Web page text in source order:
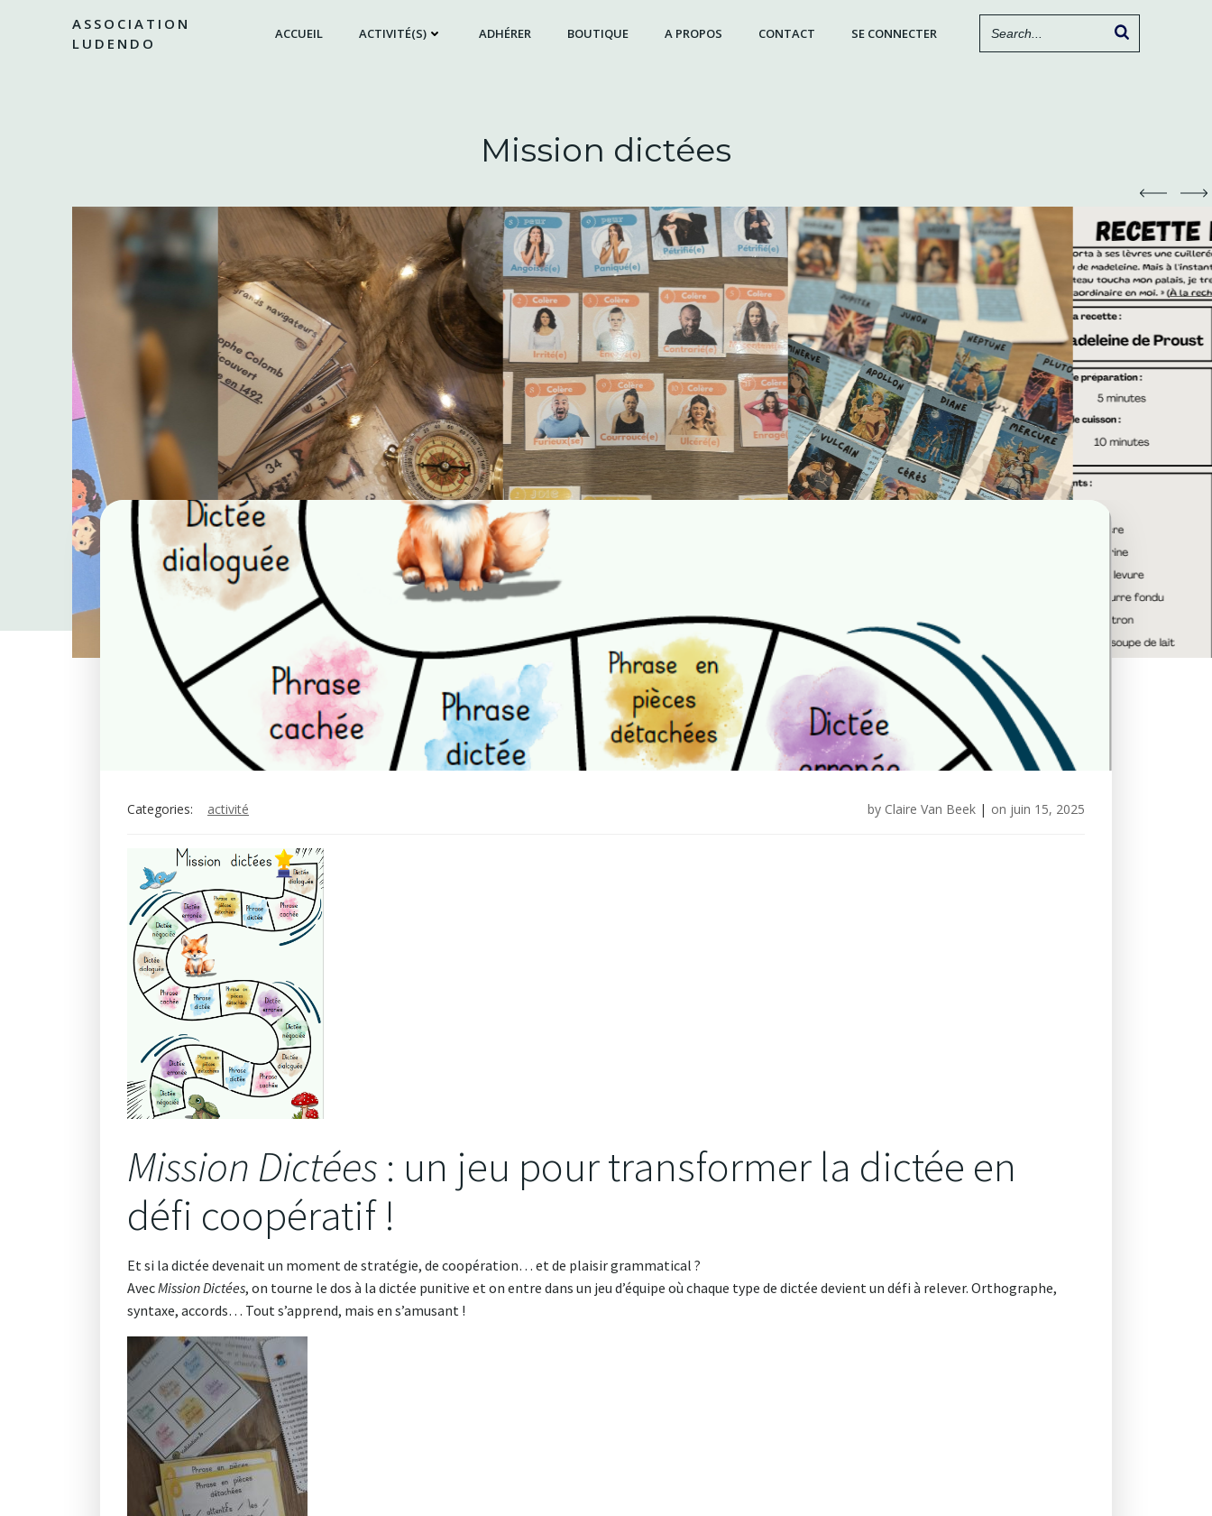
ASSOCIATION
LUDENDO
ACCUEIL ACTIVITÉ(S) ADHÉRER BOUTIQUE A PROPOS CONTACT SE CONNECTER
Mission dictées
Categories: activité by Claire Van Beek | on juin 15, 2025
Mission Dictées : un jeu pour transformer la dictée en
défi coopératif !
Et si la dictée devenait un moment de stratégie, de coopération… et de plaisir grammatical ?
AvecMission Dictées, on tourne le dos à la dictée punitive et on entre dans un jeu d’équipe où chaque type de dictée devient un défi à relever. Orthographe,
syntaxe, accords… Tout s’apprend, mais en s’amusant !